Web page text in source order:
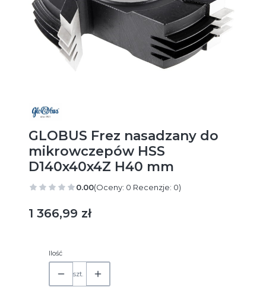
GLOBUS Frez nasadzany do
mikrowczepów HSS
D140x40x4Z H40 mm
0.00(Oceny: 0 Recenzje: 0)
Cena
1 366,99 zł
Ilość
szt.